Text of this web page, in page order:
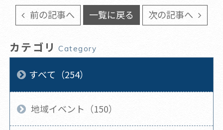
前の記事へ 一覧に戻る 次の記事へ
カテゴリ Category
すべて（254）
地域イベント（150）